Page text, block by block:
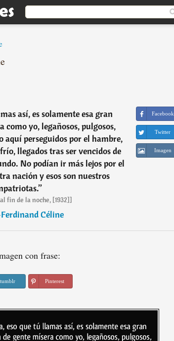
así, es solamente esa gran
como yo, legañosos, pulgosos,
aquí perseguidos por el hambre,
llegados tras ser vencidos de
No podían ir más lejos por el
nación y esos son nuestros
”
fin de la noche, [1932]]
Céline
Facebook
Twitter
Imagen
con frase:
tumblr Pinterest